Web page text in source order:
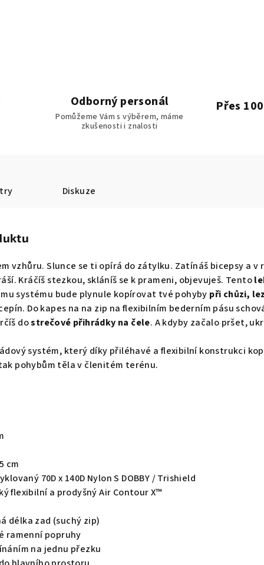
Odborný personál
Pomůžeme Vám s výběrem, máme
zkušenosti i znalosti
Přes
Diskuze
vzhůru. Slunce se ti opírá do zátylku. Zatínáš bicepsy a
Kráčíš stezkou, skláníš se k prameni, objevuješ. Tento
systému bude plynule kopírovat tvé pohyby při chůzi,
Do kapes na na zip na flexibilním bederním pásu
dostrečové přihrádky na čele. A kdyby začalo pršet,
systém, který díky přiléhavé a flexibilní konstrukci
pohybům těla v členitém terénu.
cm
70D x 140D Nylon S DOBBY / Trishield
flexibilní a prodyšný Air Contour X™
délka zad (suchý zip)
ramenní popruhy
na jednu přezku